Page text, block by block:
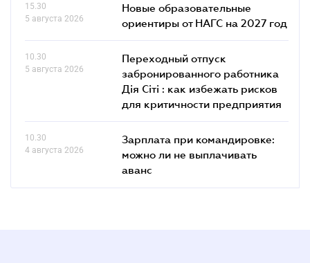
15.30
5 августа 2026
Новые образовательные
ориентиры от НАГС на 2027 год
10.30
5 августа 2026
Переходный отпуск
забронированного работника
Дія Сіті : как избежать рисков
для критичности предприятия
10.30
4 августа 2026
Зарплата при командировке:
можно ли не выплачивать
аванс